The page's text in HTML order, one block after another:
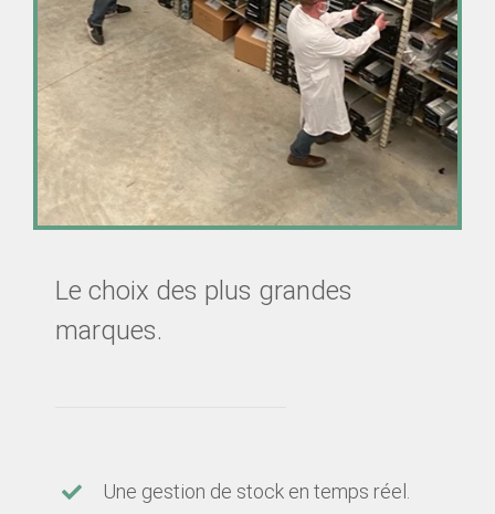
Le choix des plus grandes
marques.
Une gestion de stock en temps réel.